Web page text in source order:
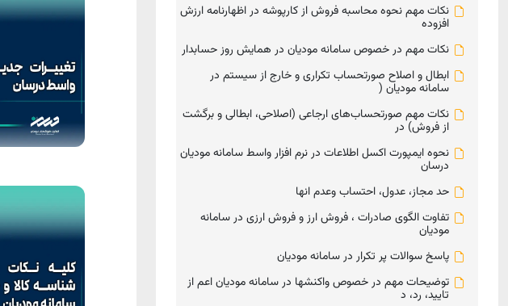
نکات مهم نحوه محاسبه فروش از کارپوشه در اظهارنامه ارزش
افزوده
نکات مهم در خصوص سامانه مودیان در همایش روز حسابدار
ابطال و اصلاح صورتحساب تکراری و خارج از سیستم در
سامانه مودیان (
نکات مهم صورتحساب‌های ارجاعی (اصلاحی، ابطالی و برگشت
از فروش) در
نحوه ایمپورت اکسل اطلاعات در نرم افزار واسط سامانه مودیان
درسان
حد مجاز، عدول، احتساب وعدم انها
تفاوت الگوی صادرات ، فروش ارز و فروش ارزی در سامانه
مودیان
پاسخ سوالات پر تکرار در سامانه مودیان
توضیحات مهم در خصوص واکنشها در سامانه مودیان اعم از
تایید، رد، د